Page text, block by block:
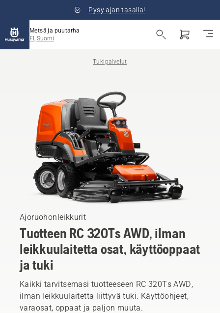
Pysy ajan tasalla!
Metsä ja puutarha
FI, Suomi
Tukipalvelut
Ajoruohonleikkurit
Tuotteen RC 320Ts AWD, ilman
leikkuulaitetta osat, käyttöoppaat
ja tuki
Kaikki tarvitsemasi tuotteeseen RC 320Ts AWD,
ilman leikkuulaitetta liittyvä tuki. Käyttöohjeet,
varaosat, oppaat ja paljon muuta.